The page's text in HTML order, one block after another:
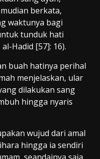
berkata,
waktunya bagi
tunduk hati
Hadid [57]: 16).
buah hatinya perihal
menjelaskan, ular
dilakukan sang
hingga nyaris
wujud dari amal
hingga ia sendiri